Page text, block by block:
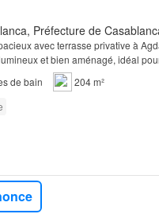
Préfecture de
avec terrasse privative à
et bien aménagé, idéal
et proche de toutes comm…
de bain
204 m²